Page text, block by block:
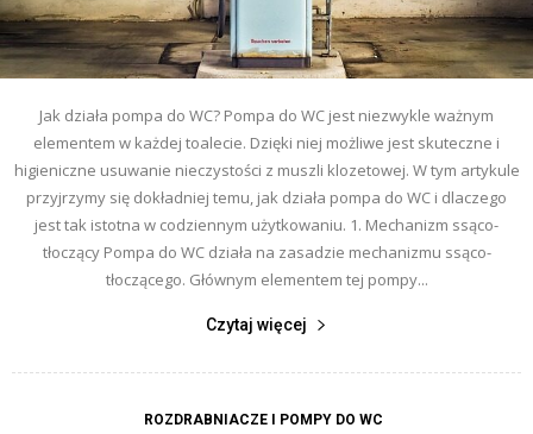
Jak działa pompa do WC? Pompa do WC jest niezwykle ważnym
elementem w każdej toalecie. Dzięki niej możliwe jest skuteczne i
higieniczne usuwanie nieczystości z muszli klozetowej. W tym artykule
przyjrzymy się dokładniej temu, jak działa pompa do WC i dlaczego
jest tak istotna w codziennym użytkowaniu. 1. Mechanizm ssąco-
tłoczący Pompa do WC działa na zasadzie mechanizmu ssąco-
tłoczącego. Głównym elementem tej pompy...
Czytaj więcej
ROZDRABNIACZE I POMPY DO WC